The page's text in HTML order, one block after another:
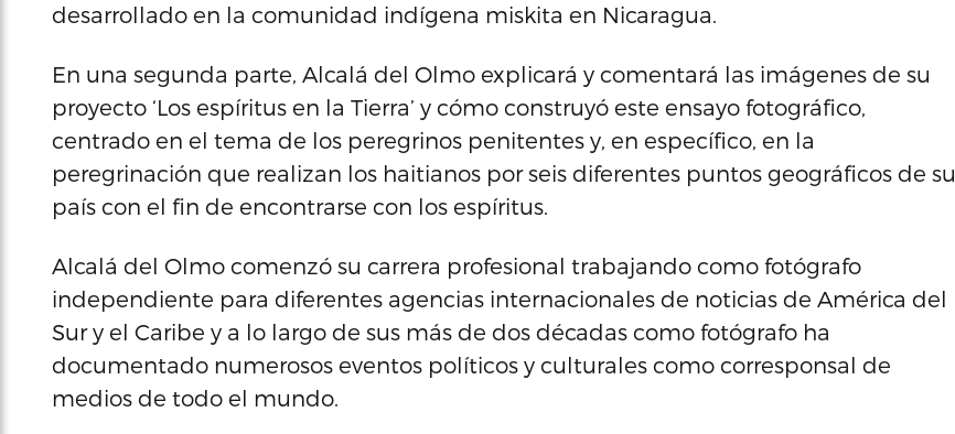
desarrollado en la comunidad indígena miskita en Nicaragua.
En una segunda parte, Alcalá del Olmo explicará y comentará las imágenes de su
proyecto ‘Los espíritus en la Tierra’ y cómo construyó este ensayo fotográfico,
centrado en el tema de los peregrinos penitentes y, en específico, en la
peregrinación que realizan los haitianos por seis diferentes puntos geográficos de su
país con el fin de encontrarse con los espíritus.
Alcalá del Olmo comenzó su carrera profesional trabajando como fotógrafo
independiente para diferentes agencias internacionales de noticias de América del
Sur y el Caribe y a lo largo de sus más de dos décadas como fotógrafo ha
documentado numerosos eventos políticos y culturales como corresponsal de
medios de todo el mundo.